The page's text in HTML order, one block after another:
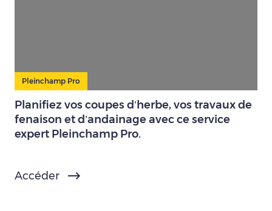
Pleinchamp Pro
Planifiez vos coupes d’herbe, vos travaux de
fenaison et d’andainage avec ce service
expert Pleinchamp Pro.
Accéder